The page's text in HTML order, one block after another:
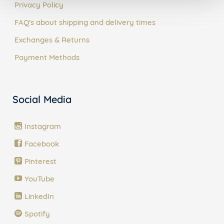
Privacy Policy
FAQ's about shipping and delivery times
Exchanges & Returns
Payment Methods
Social Media
Instagram
Facebook
Pinterest
YouTube
LinkedIn
Spotify